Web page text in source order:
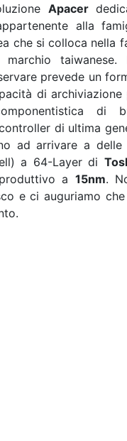
Apacer
alla
che si colloca nella
marchio
prevede un
di archiviazione
di
di ultima
ad arrivare a delle
a 64-Layer di
a 15nm.
e ci auguriamo